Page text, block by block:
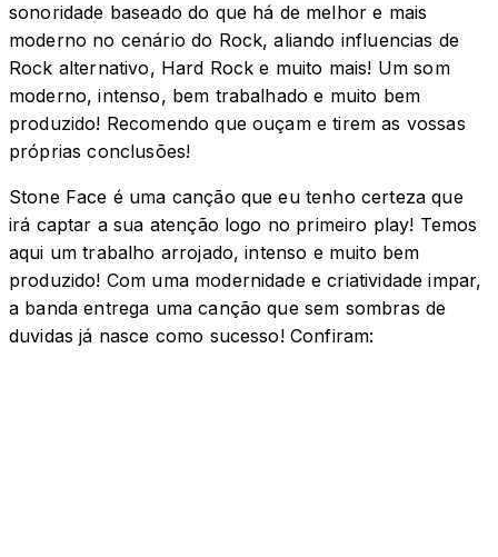
sonoridade baseado do que há de melhor e mais
moderno no cenário do Rock, aliando influencias de
Rock alternativo, Hard Rock e muito mais! Um som
moderno, intenso, bem trabalhado e muito bem
produzido! Recomendo que ouçam e tirem as vossas
próprias conclusões!
Stone Face é uma canção que eu tenho certeza que
irá captar a sua atenção logo no primeiro play! Temos
aqui um trabalho arrojado, intenso e muito bem
produzido! Com uma modernidade e criatividade impar,
a banda entrega uma canção que sem sombras de
duvidas já nasce como sucesso! Confiram: